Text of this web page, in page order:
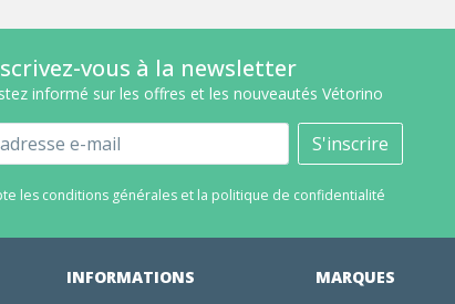
vous à la newsletter
informé sur les offres et les nouveautés Vétorino
S'inscrire
les conditions générales et la politique de confidentialité
INFORMATIONS MARQUES